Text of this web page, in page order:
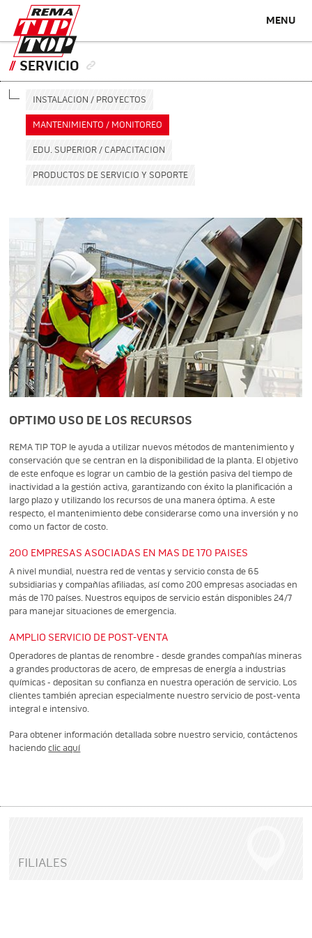
MENU
SERVICIO
INSTALACION / PROYECTOS
MANTENIMIENTO / MONITOREO
EDU. SUPERIOR / CAPACITACION
PRODUCTOS DE SERVICIO Y SOPORTE
OPTIMO USO DE LOS RECURSOS
REMA TIP TOP le ayuda a utilizar nuevos métodos de mantenimiento y
conservación que se centran en la disponibilidad de la planta. El objetivo
de este enfoque es lograr un cambio de la gestión pasiva del tiempo de
inactividad a la gestión activa, garantizando con éxito la planificación a
largo plazo y utilizando los recursos de una manera óptima. A este
respecto, el mantenimiento debe considerarse como una inversión y no
como un factor de costo.
200 EMPRESAS ASOCIADAS EN MAS DE 170 PAISES
A nivel mundial, nuestra red de ventas y servicio consta de 65
subsidiarias y compañías afiliadas, así como 200 empresas asociadas en
más de 170 países. Nuestros equipos de servicio están disponibles 24/7
para manejar situaciones de emergencia.
AMPLIO SERVICIO DE POST-VENTA
Operadores de plantas de renombre - desde grandes compañías mineras
a grandes productoras de acero, de empresas de energía a industrias
químicas - depositan su confianza en nuestra operación de servicio. Los
clientes también aprecian especialmente nuestro servicio de post-venta
integral e intensivo.
Para obtener información detallada sobre nuestro servicio, contáctenos
haciendoclic aquí
FILIALES